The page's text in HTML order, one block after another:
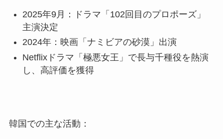
2025年9月：ドラマ「102回目のプロポーズ」
主演決定
2024年：映画「ナミビアの砂漠」出演
Netflixドラマ「極悪女王」で長与千種役を熱演
し、高評価を獲得
韓国での主な活動：